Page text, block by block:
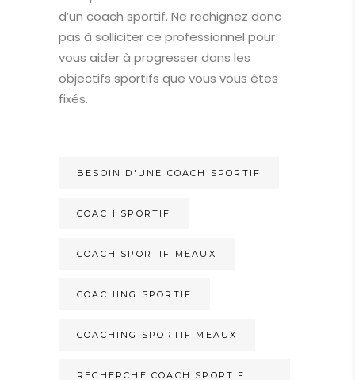
d’un coach sportif. Ne rechignez donc
pas à solliciter ce professionnel pour
vous aider à progresser dans les
objectifs sportifs que vous vous êtes
fixés.
BESOIN D'UNE COACH SPORTIF
COACH SPORTIF
COACH SPORTIF MEAUX
COACHING SPORTIF
COACHING SPORTIF MEAUX
RECHERCHE COACH SPORTIF